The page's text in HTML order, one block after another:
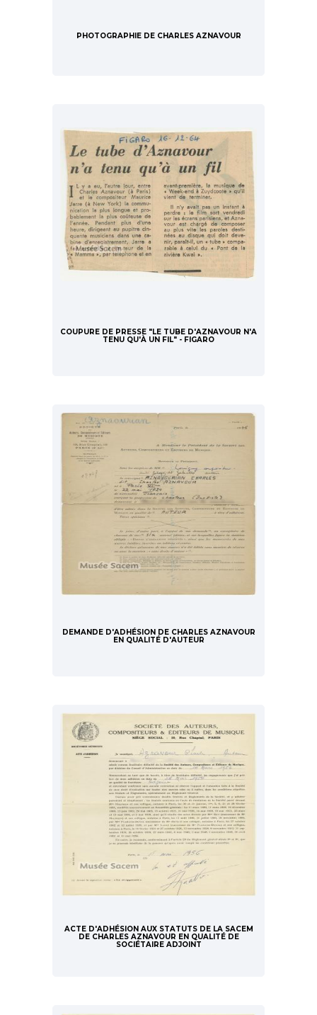
PHOTOGRAPHIE DE CHARLES AZNAVOUR
COUPURE DE PRESSE "LE TUBE D'AZNAVOUR N'A
TENU QU'À UN FIL" - FIGARO
DEMANDE D'ADHÉSION DE CHARLES AZNAVOUR
EN QUALITÉ D'AUTEUR
ACTE D'ADHÉSION AUX STATUTS DE LA SACEM
DE CHARLES AZNAVOUR EN QUALITÉ DE
SOCIÉTAIRE ADJOINT